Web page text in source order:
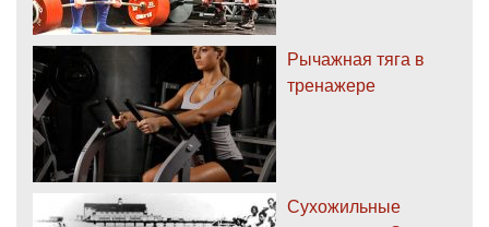
Рычажная тяга в
тренажере
Сухожильные